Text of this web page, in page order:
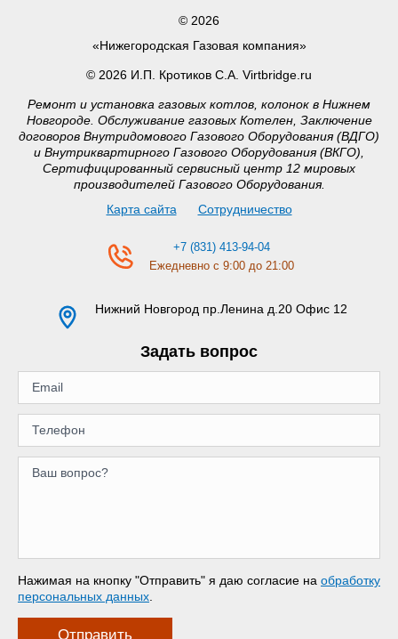
© 2026
«Нижегородская Газовая компания»
© 2026 И.П. Кротиков С.А. Virtbridge.ru
Ремонт и установка газовых котлов, колонок в Нижнем
Новгороде. Обслуживание газовых Котелен, Заключение
договоров Внутридомового Газового Оборудования (ВДГО)
и Внутриквартирного Газового Оборудования (ВКГО),
Сертифицированный сервисный центр 12 мировых
производителей Газового Оборудования.
Карта сайта
Сотрудничество
+7 (831) 413-94-04
Ежедневно с 9:00 до 21:00
Нижний Новгород пр.Ленина д.20 Офис 12
Задать вопрос
Нажимая на кнопку "Отправить" я даю согласие на обработку
персональных данных
Отправить